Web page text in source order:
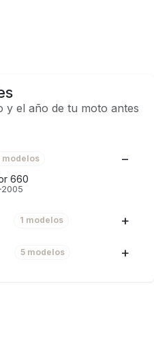
y el año de tu moto antes
modelos
660
1 modelos
5 modelos